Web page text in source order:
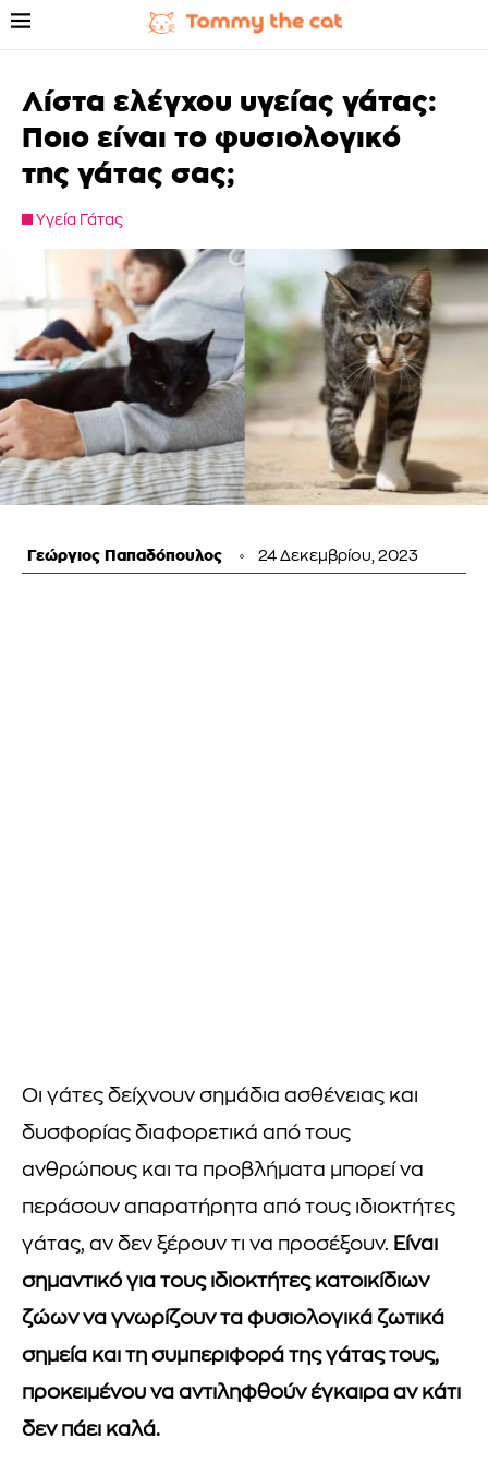
Λίστα ελέγχου υγείας γάτας:
Ποιο είναι το φυσιολογικό
της γάτας σας;
Υγεία Γάτας
Γεώργιος Παπαδόπουλος 24 Δεκεμβρίου, 2023
Οι γάτες δείχνουν σημάδια ασθένειας και
δυσφορίας διαφορετικά από τους
ανθρώπους και τα προβλήματα μπορεί να
περάσουν απαρατήρητα από τους ιδιοκτήτες
γάτας, αν δεν ξέρουν τι να προσέξουν. Είναι
σημαντικό για τους ιδιοκτήτες κατοικίδιων
ζώων να γνωρίζουν τα φυσιολογικά ζωτικά
σημεία και τη συμπεριφορά της γάτας τους,
προκειμένου να αντιληφθούν έγκαιρα αν κάτι
δεν πάει καλά.